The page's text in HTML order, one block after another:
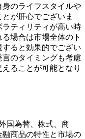
のライフスタイルや
が肝心でございま
ティリティが高い時
場合は市場全体のト
ると効果的でござい
のタイミングも考慮
ることが可能となり
国為替、株式、商
商品の特性と市場の